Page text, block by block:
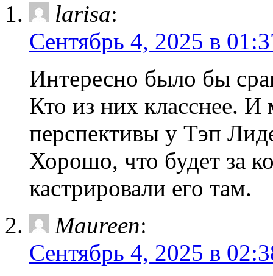
larisa:
Сентябрь 4, 2025 в
Интересно было бы
Кто из них класснее.
перспективы у Тэп
Хорошо, что будет за
кастрировали его там.
Maureen:
Сентябрь 4, 2025 в